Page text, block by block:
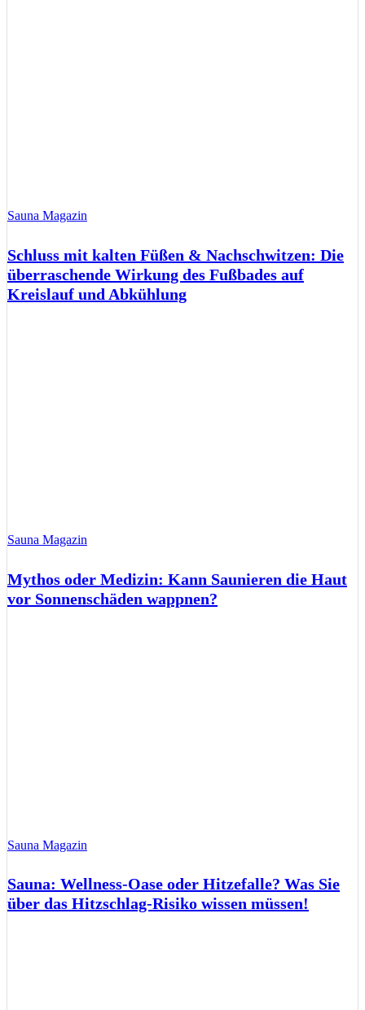
Sauna Magazin
Schluss mit kalten Füßen & Nachschwitzen: Die
überraschende Wirkung des Fußbades auf
Kreislauf und Abkühlung
Sauna Magazin
Mythos oder Medizin: Kann Saunieren die Haut
vor Sonnenschäden wappnen?
Sauna Magazin
Sauna: Wellness-Oase oder Hitzefalle? Was Sie
über das Hitzschlag-Risiko wissen müssen!